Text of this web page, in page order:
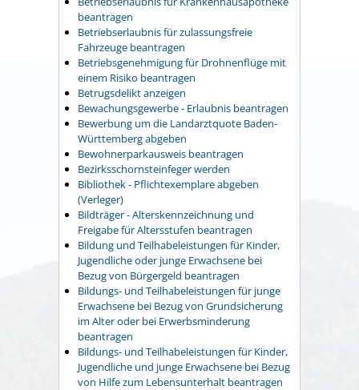
beantragen
Betriebserlaubnis für zulassungsfreie
Fahrzeuge beantragen
Betriebsgenehmigung für Drohnenflüge mit
einem Risiko beantragen
Betrugsdelikt anzeigen
Bewachungsgewerbe - Erlaubnis beantragen
Bewerbung um die Landarztquote Baden-
Württemberg abgeben
Bewohnerparkausweis beantragen
Bezirksschornsteinfeger werden
Bibliothek - Pflichtexemplare abgeben
(Verleger)
Bildträger - Alterskennzeichnung und
Freigabe für Altersstufen beantragen
Bildung und Teilhabeleistungen für Kinder,
Jugendliche oder junge Erwachsene bei
Bezug von Bürgergeld beantragen
Bildungs- und Teilhabeleistungen für junge
Erwachsene bei Bezug von Grundsicherung
im Alter oder bei Erwerbsminderung
beantragen
Bildungs- und Teilhabeleistungen für Kinder,
Jugendliche und junge Erwachsene bei Bezug
von Hilfe zum Lebensunterhalt beantragen